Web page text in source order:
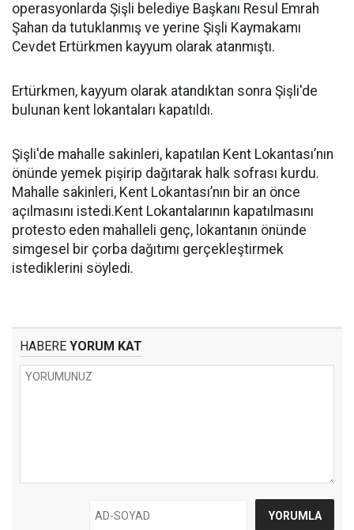
operasyonlarda Şişli belediye Başkanı Resul Emrah
Şahan da tutuklanmış ve yerine Şişli Kaymakamı
Cevdet Ertürkmen kayyum olarak atanmıştı.
Ertürkmen, kayyum olarak atandıktan sonra Şişli'de
bulunan kent lokantaları kapatıldı.
Şişli'de mahalle sakinleri, kapatılan Kent Lokantası’nın
önünde yemek pişirip dağıtarak halk sofrası kurdu.
Mahalle sakinleri, Kent Lokantası’nın bir an önce
açılmasını istedi.Kent Lokantalarının kapatılmasını
protesto eden mahalleli genç, lokantanın önünde
simgesel bir çorba dağıtımı gerçekleştirmek
istediklerini söyledi.
HABERE YORUM KAT